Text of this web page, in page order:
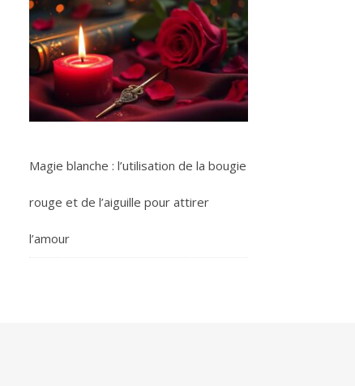
Magie blanche : l’utilisation de la bougie
rouge et de l’aiguille pour attirer
l’amour